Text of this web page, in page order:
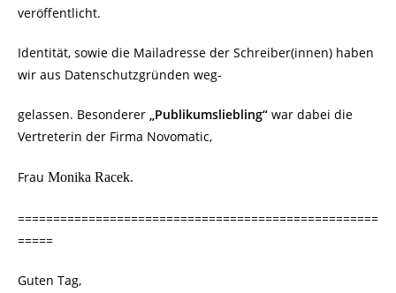
veröffentlicht.
Identität, sowie die Mailadresse der Schreiber(innen) haben
wir aus Datenschutzgründen weg-
gelassen. Besonderer „Publikumsliebling“ war dabei die
Vertreterin der Firma Novomatic,
Frau Monika Racek.
===================================================
=====
Guten Tag,